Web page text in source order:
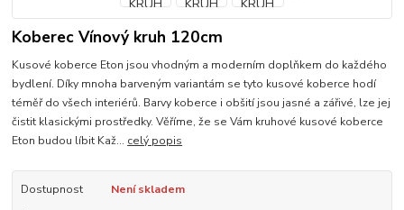
Koberec Vínový kruh 120cm
Kusové koberce Eton jsou vhodným a moderním doplňkem do každého
bydlení. Díky mnoha barveným variantám se tyto kusové koberce hodí
téměř do všech interiérů. Barvy koberce i obšití jsou jasné a zářivé, lze jej
čistit klasickými prostředky. Věříme, že se Vám kruhové kusové koberce
Eton budou líbit Kaž... celý popis
Dostupnost
Není skladem